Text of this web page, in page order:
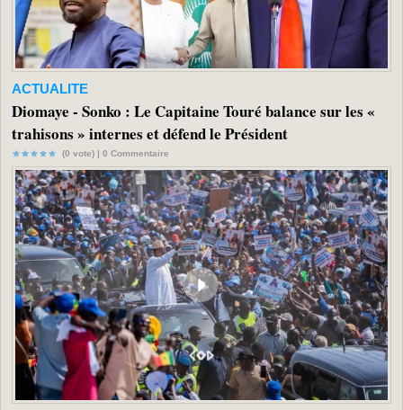
ACTUALITE
Diomaye - Sonko : Le Capitaine Touré balance sur les «
trahisons » internes et défend le Président
(0 vote) | 0 Commentaire